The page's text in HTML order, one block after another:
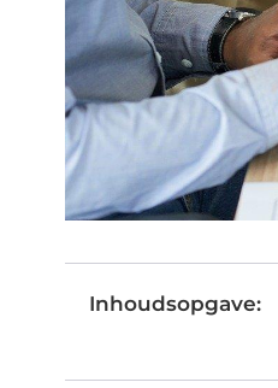
Inhoudsopgave: